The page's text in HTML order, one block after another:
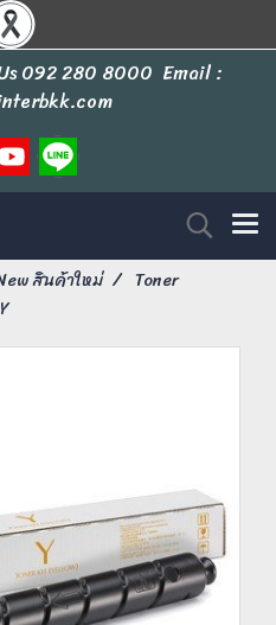
092 280 8000 Email :
สินค้าใหม่
Toner